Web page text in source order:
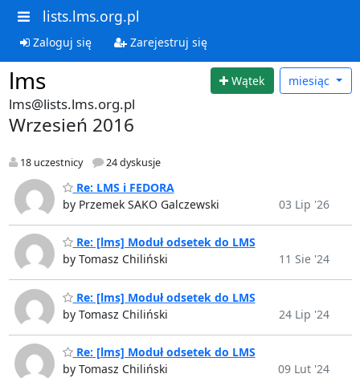
lists.lms.org.pl
Zaloguj się Zarejestruj się
lms Wątek miesiąc
lms@lists.lms.org.pl
Wrzesień 2016
18 uczestnicy 24 dyskusje
Re: LMS i FEDORA
by Przemek SAKO Galczewski
03 Lip '26
Re: [lms] Moduł odsetek do LMS
by Tomasz Chiliński
11 Sie '24
Re: [lms] Moduł odsetek do LMS
by Tomasz Chiliński
24 Lip '24
Re: [lms] Moduł odsetek do LMS
by Tomasz Chiliński
09 Lut '24